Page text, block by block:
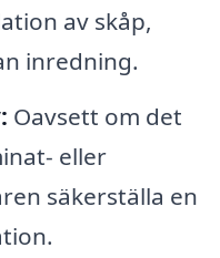
av skåp,
inredning.
Oavsett om det
eller
säkerställa en